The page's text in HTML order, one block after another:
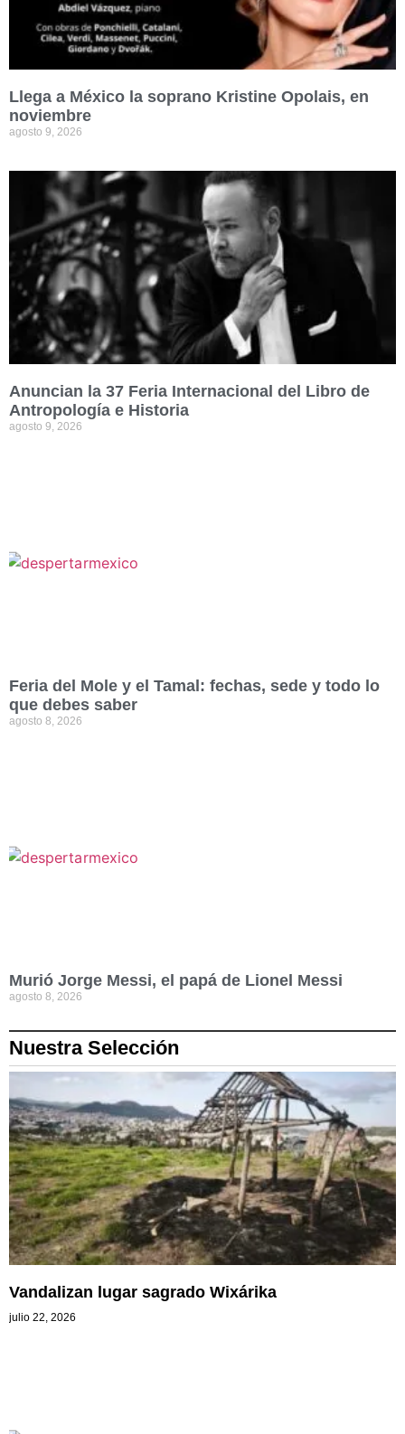
Llega a México la soprano Kristine Opolais, en
noviembre
agosto 9, 2026
Anuncian la 37 Feria Internacional del Libro de
Antropología e Historia
agosto 9, 2026
Feria del Mole y el Tamal: fechas, sede y todo lo
que debes saber
agosto 8, 2026
Murió Jorge Messi, el papá de Lionel Messi
agosto 8, 2026
Nuestra Selección
Vandalizan lugar sagrado Wixárika
julio 22, 2026